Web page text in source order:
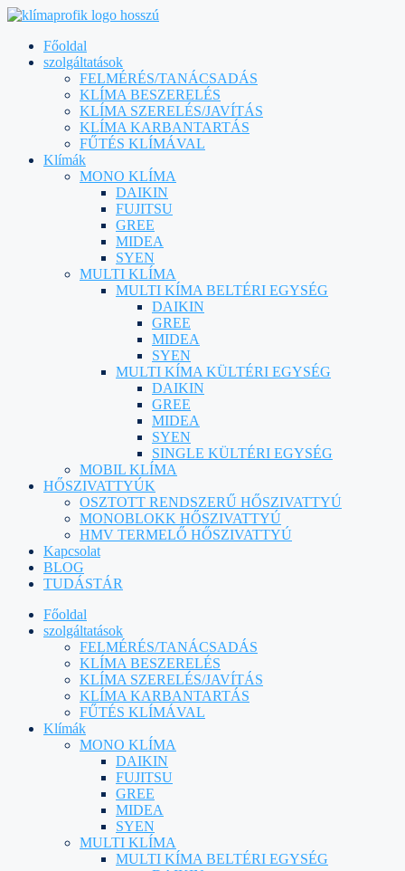
Főoldal
szolgáltatások
FELMÉRÉS/TANÁCSADÁS
KLÍMA BESZERELÉS
KLÍMA SZERELÉS/JAVÍTÁS
KLÍMA KARBANTARTÁS
FŰTÉS KLÍMÁVAL
Klímák
MONO KLÍMA
DAIKIN
FUJITSU
GREE
MIDEA
SYEN
MULTI KLÍMA
MULTI KÍMA BELTÉRI EGYSÉG
DAIKIN
GREE
MIDEA
SYEN
MULTI KÍMA KÜLTÉRI EGYSÉG
DAIKIN
GREE
MIDEA
SYEN
SINGLE KÜLTÉRI EGYSÉG
MOBIL KLÍMA
HŐSZIVATTYÚK
OSZTOTT RENDSZERŰ HŐSZIVATTYÚ
MONOBLOKK HŐSZIVATTYÚ
HMV TERMELŐ HŐSZIVATTYÚ
Kapcsolat
BLOG
TUDÁSTÁR
Főoldal
szolgáltatások
FELMÉRÉS/TANÁCSADÁS
KLÍMA BESZERELÉS
KLÍMA SZERELÉS/JAVÍTÁS
KLÍMA KARBANTARTÁS
FŰTÉS KLÍMÁVAL
Klímák
MONO KLÍMA
DAIKIN
FUJITSU
GREE
MIDEA
SYEN
MULTI KLÍMA
MULTI KÍMA BELTÉRI EGYSÉG